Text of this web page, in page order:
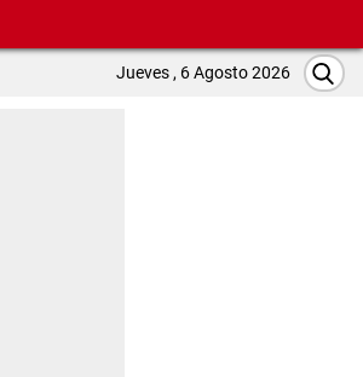
Jueves , 6 Agosto 2026